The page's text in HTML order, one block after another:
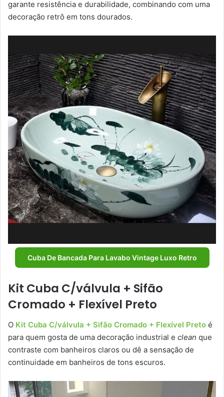
garante resistência e durabilidade, combinando com uma
decoração retrô em tons dourados.
Cuba De Bancada Para Lavabo Vintage Luxo Retro
Kit Cuba C/válvula + Sifão
Cromado + Flexível Preto
O Kit Cuba C/válvula + Sifão Cromado + Flexível Preto é
para quem gosta de uma decoração industrial e clean que
contraste com banheiros claros ou dê a sensação de
continuidade em banheiros de tons escuros.